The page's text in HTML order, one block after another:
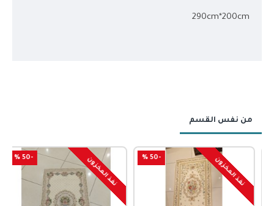
290cm*200cm
من نفس القسم
نفذ المخزون نفذ المخزون